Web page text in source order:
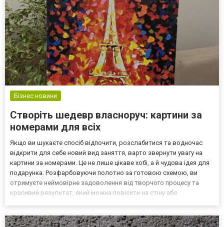
Бізнес новини
Створіть шедевр власноруч: картини за
номерами для всіх
Якщо ви шукаєте спосіб відпочити, розслабитися та водночас
відкрити для себе новий вид заняття, варто звернути увагу на
картини за номерами. Це не лише цікаве хобі, а й чудова ідея для
подарунка. Розфарбовуючи полотно за готовою схемою, ви
отримуєте неймовірне задоволення від творчого процесу та
красивий результат, який можна повісити на стіну або